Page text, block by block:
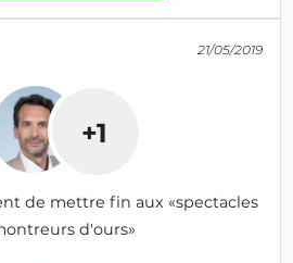
21/05/2019
+1
de mettre fin aux «spectacles
d'ours»